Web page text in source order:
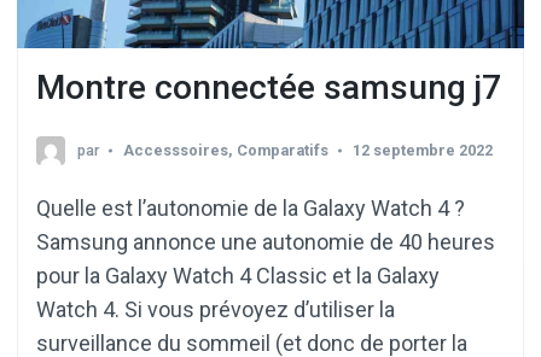
Montre connectée samsung j7
par Accesssoires, Comparatifs 12 septembre 2022
Quelle est l’autonomie de la Galaxy Watch 4 ?
Samsung annonce une autonomie de 40 heures
pour la Galaxy Watch 4 Classic et la Galaxy
Watch 4. Si vous prévoyez d’utiliser la
surveillance du sommeil (et donc de porter la